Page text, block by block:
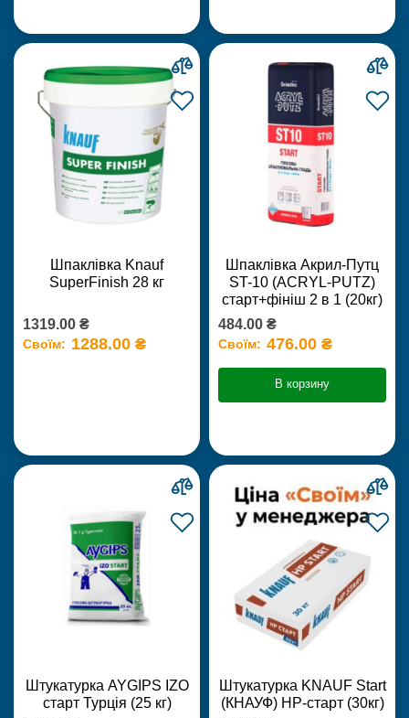
Шпаклівка Knauf
SuperFinish 28 кг
1319.00 ₴
Своїм: 1288.00 ₴
Шпаклівка Акрил-Путц
ST-10 (ACRYL-PUTZ)
старт+фініш 2 в 1 (20кг)
484.00 ₴
Своїм: 476.00 ₴
В корзину
Штукатурка AYGIPS IZO
старт Турція (25 кг)
Штукатурка KNAUF Start
(КНАУФ) НР-старт (30кг)